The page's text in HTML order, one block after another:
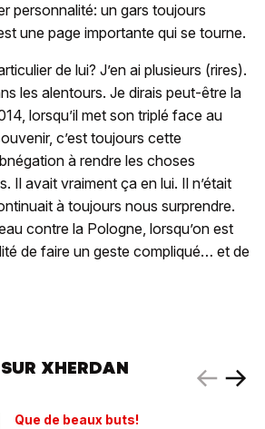
personnalité: un gars toujours
une page importante qui se tourne.
de lui? J’en ai plusieurs (rires).
les alentours. Je dirais peut-être la
lorsqu’il met son triplé face au
c’est toujours cette
à rendre les choses
Il avait vraiment ça en lui. Il n’était
à toujours nous surprendre.
contre la Pologne, lorsqu’on est
de faire un geste compliqué… et de
XHERDAN
Que de beaux buts!